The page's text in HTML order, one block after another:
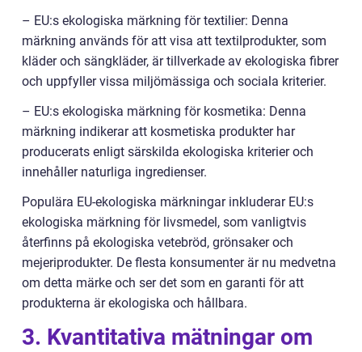
– EU:s ekologiska märkning för textilier: Denna
märkning används för att visa att textilprodukter, som
kläder och sängkläder, är tillverkade av ekologiska fibrer
och uppfyller vissa miljömässiga och sociala kriterier.
– EU:s ekologiska märkning för kosmetika: Denna
märkning indikerar att kosmetiska produkter har
producerats enligt särskilda ekologiska kriterier och
innehåller naturliga ingredienser.
Populära EU-ekologiska märkningar inkluderar EU:s
ekologiska märkning för livsmedel, som vanligtvis
återfinns på ekologiska vetebröd, grönsaker och
mejeriprodukter. De flesta konsumenter är nu medvetna
om detta märke och ser det som en garanti för att
produkterna är ekologiska och hållbara.
3. Kvantitativa mätningar om